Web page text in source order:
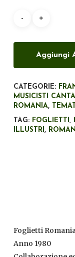
Aggiungi
CATEGORIE:
MUSICISTI
ROMANIA,
TAG: FOGLIETTI,
ILLUSTRI,
Foglietti
Anno 1980